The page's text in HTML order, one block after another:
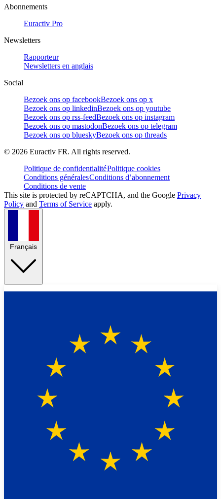
Abonnements
Euractiv Pro
Newsletters
Rapporteur
Newsletters en anglais
Social
Bezoek ons op facebookBezoek ons op x
Bezoek ons op linkedinBezoek ons op youtube
Bezoek ons op rss-feedBezoek ons op instagram
Bezoek ons op mastodonBezoek ons op telegram
Bezoek ons op blueskyBezoek ons op threads
© 2026 Euractiv FR. All rights reserved.
Politique de confidentialitéPolitique cookies
Conditions généralesConditions d’abonnement
Conditions de vente
This site is protected by reCAPTCHA, and the Google Privacy
Policy and Terms of Service apply.
Français